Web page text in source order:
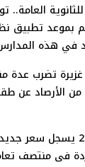
للثانوية
بموعد تطبيق
في هذه
غزيرة تضرب عدة
من الأرصاد عن
عيار 21 يسجل سعر
فى منتصف